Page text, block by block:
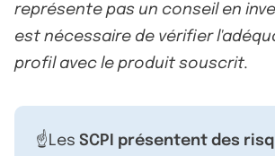
représente pas un conseil en
est nécessaire de vérifier
profil avec le produit souscrit.
☝️Les SCPI présentent des